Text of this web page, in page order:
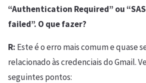
“Authentication Required” ou
failed”. O que fazer?
R: Este é o erro mais comum e quase
relacionado às credenciais do Gmail.
seguintes pontos: